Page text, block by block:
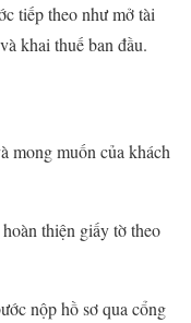
tiếp theo như mở tài
khai thuế ban đầu.
mong muốn của khách
thiện giấy tờ theo
nộp hồ sơ qua cổng